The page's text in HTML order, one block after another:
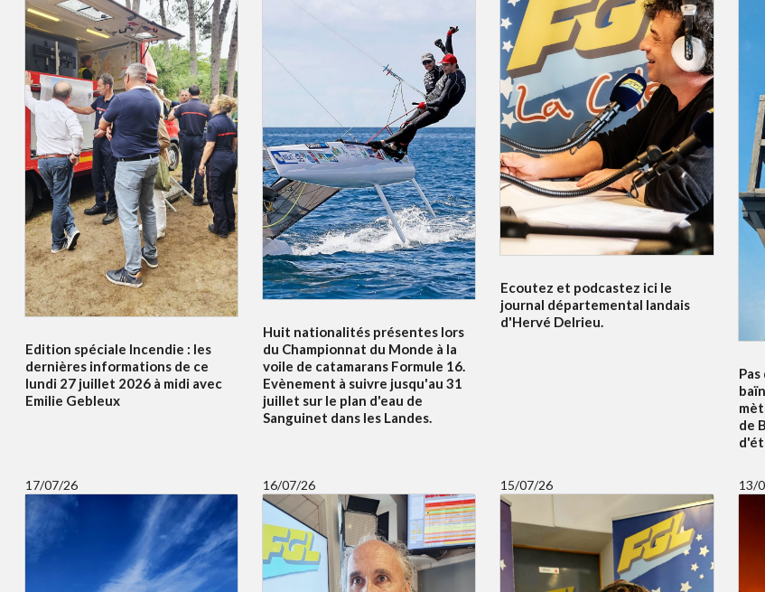
Edition spéciale Incendie : les
dernières informations de ce
lundi 27 juillet 2026 à midi avec
Emilie Gebleux
Huit nationalités présentes lors
du Championnat du Monde à la
voile de catamarans Formule 16.
Evènement à suivre jusqu'au 31
juillet sur le plan d'eau de
Sanguinet dans les Landes.
Ecoutez et podcastez ici le
journal départemental landais
d'Hervé Delrieu.
de
17/07/26 16/07/26 15/07/26 13/